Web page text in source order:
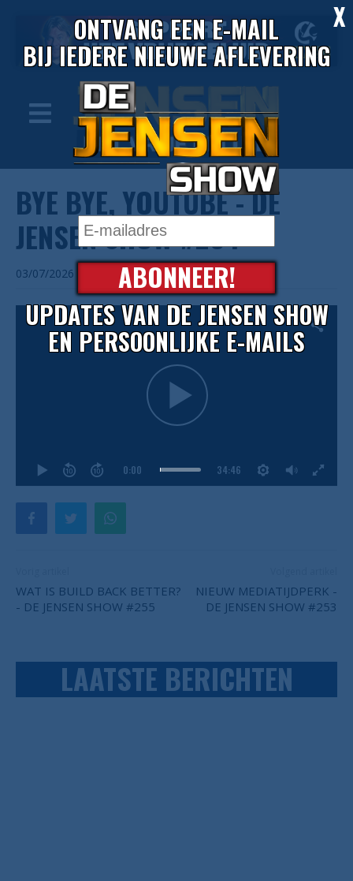
BYE BYE, YOUTUBE - DE
JENSEN SHOW #254
03/07/2026
0:00 34:46
WAT IS BUILD BACK BETTER?
- DE JENSEN SHOW #255
NIEUW MEDIATIJDPERK -
DE JENSEN SHOW #253
LAATSTE BERICHTEN
X
ONTVANG EEN E-MAIL
BIJ IEDERE NIEUWE AFLEVERING
ABONNEER!
UPDATES VAN DE JENSEN SHOW
EN PERSOONLIJKE E-MAILS